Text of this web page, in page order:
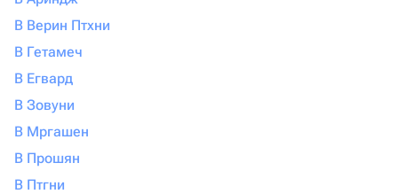
В Верин Птхни
В Гетамеч
В Егвард
В Зовуни
В Мргашен
В Прошян
В Птгни